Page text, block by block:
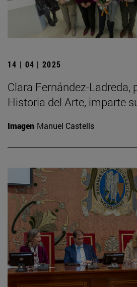
14 | 04 | 2025
Clara Fernández-Ladreda,
Historia del Arte, imparte
Imagen Manuel Castells